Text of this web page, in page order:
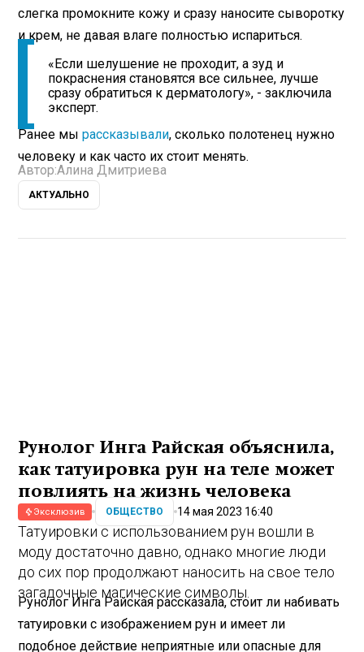
слегка промокните кожу и сразу наносите сыворотку
и крем, не давая влаге полностью испариться.
«Если шелушение не проходит, а зуд и
покраснения становятся все сильнее, лучше
сразу обратиться к дерматологу», - заключила
эксперт.
Ранее мырассказывали, сколько полотенец нужно
человеку и как часто их стоит менять.
Автор:Алина Дмитриева
АКТУАЛЬНО
Рунолог Инга Райская объяснила,
как татуировка рун на теле может
повлиять на жизнь человека
Эксклюзив ОБЩЕСТВО 14 мая 2023 16:40
Татуировки с использованием рун вошли в
моду достаточно давно, однако многие люди
до сих пор продолжают наносить на свое тело
загадочные магические символы.
Рунолог Инга Райская рассказала, стоит ли набивать
татуировки с изображением рун и имеет ли
подобное действие неприятные или опасные для